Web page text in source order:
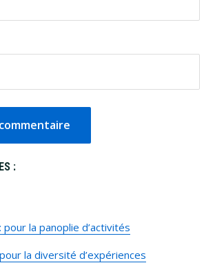
:
la panoplie d’activités
la diversité d’expériences